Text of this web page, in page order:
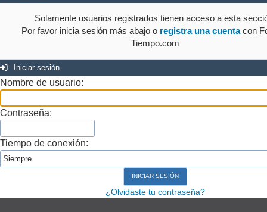
Solamente usuarios registrados tienen acceso a esta
Por favor inicia sesión más abajo o registra una cuentacon
Tiempo.com
Iniciar sesión
Nombre de usuario:
Contraseña:
Tiempo de conexión:
¿Olvidaste tu contraseña?